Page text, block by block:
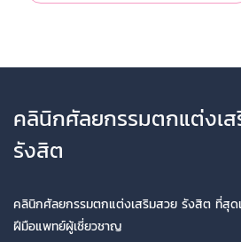
คลินิกศัลยกรรมตกแต่งเ
รังสิต
คลินิกศัลยกรรมตกแต่งเสริมสวย รังสิต ที่สุด
ฝีมือแพทย์ผู้เชี่ยวชาญ